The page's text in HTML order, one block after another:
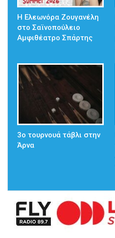
Η Ελεωνόρα Ζουγανέλη
στο Σαϊνοπούλειο
Αμφιθέατρο Σπάρτης
3ο τουρνουά τάβλι στην
Άρνα